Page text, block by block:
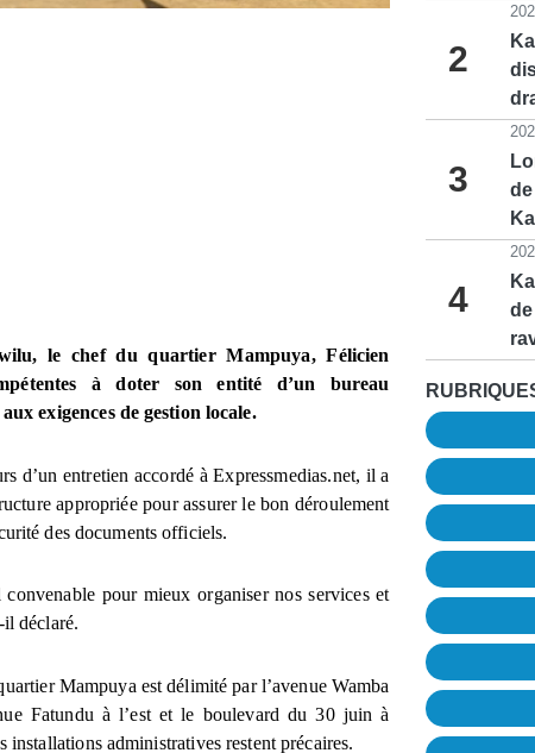
le chef du quartier Mampuya, Félicien
à doter son entité d’un bureau
exigences de gestion locale.
d’un entretien accordé à Expressmedias.net, il a
appropriée pour assurer le bon déroulement
des documents officiels.
pour mieux organiser nos services et
déclaré.
Mampuya est délimité par l’avenue Wamba
Fatundu à l’est et le boulevard du 30 juin à
installations administratives restent précaires.
2
3
4